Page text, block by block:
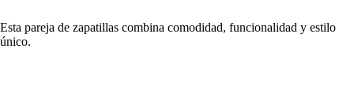
Esta pareja de zapatillas combina comodidad, funcionalidad y estilo
único.